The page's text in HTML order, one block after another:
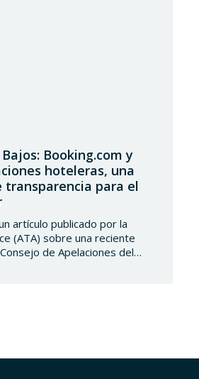
Booking.com y
hoteleras, una
transparencia para el
artículo publicado por la
(ATA) sobre una reciente
de Apelaciones del